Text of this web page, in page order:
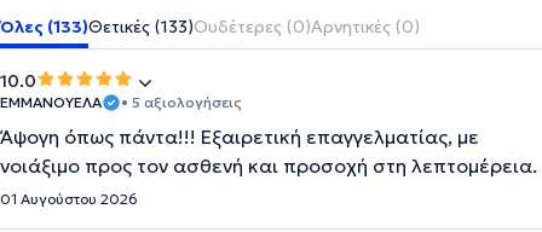
Όλες (133)Θετικές (133)Ουδέτερες (0)Αρνητικές (0)
10.0
ΕΜΜΑΝΟΥΕΛΑ • 5 αξιολογήσεις
Άψογη όπως πάντα!!! Εξαιρετική επαγγελματίας, με
νοιάξιμο προς τον ασθενή και προσοχή στη λεπτομέρεια.
01 Αυγούστου 2026